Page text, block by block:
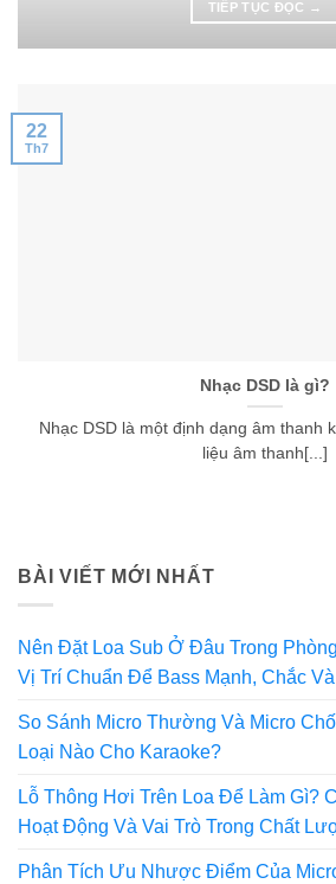
TIẾP TỤC ĐỌC →
Nhạc DSD là gì?
Nhạc DSD là một định dạng âm thanh
liệu âm thanh[...]
22
Th7
BÀI VIẾT MỚI NHẤT
Nên Đặt Loa Sub Ở Đâu Trong
Vị Trí Chuẩn Để Bass Mạnh, Chắc
So Sánh Micro Thường Và Micro
Loại Nào Cho Karaoke?
Lỗ Thông Hơi Trên Loa Để Làm Gì?
Hoạt Động Và Vai Trò Trong Chất
Phân Tích Ưu Nhược Điểm Của